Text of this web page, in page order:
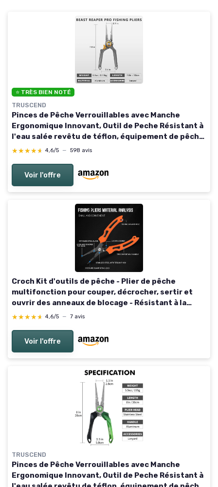
⭐ TRÈS BIEN NOTÉ
TRUSCEND
Pinces de Pêche Verrouillables avec Manche
Ergonomique Innovant, Outil de Peche Résistant à
l'eau salée revêtu de téflon, équipement de pêche
Multifonction avec coupeur Mo-V, Cadeau de
★★★★★
★★★★★ 4,6/5 — 598 avis
Voir l'offre
Croch Kit d'outils de pêche - Plier de pêche
multifonction pour couper, décrocher, sertir et
ouvrir des anneaux de blocage - Résistant à la
corrosion - Poignée antidérapante - Convient pour
★★★★★
★★★★★ 4,6/5 — 7 avis
Voir l'offre
TRUSCEND
Pinces de Pêche Verrouillables avec Manche
Ergonomique Innovant, Outil de Peche Résistant à